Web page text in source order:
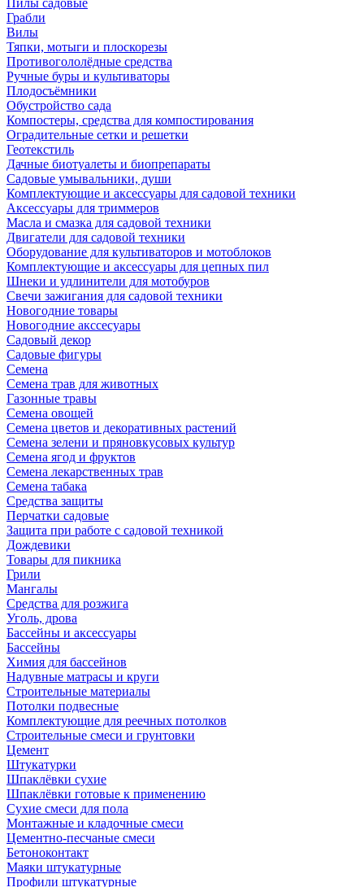
Пилы садовые
Грабли
Вилы
Тяпки, мотыги и плоскорезы
Противогололёдные средства
Ручные буры и культиваторы
Плодосъёмники
Обустройство сада
Компостеры, средства для компостирования
Оградительные сетки и решетки
Геотекстиль
Дачные биотуалеты и биопрепараты
Садовые умывальники, души
Комплектующие и аксессуары для садовой техники
Аксессуары для триммеров
Масла и смазка для садовой техники
Двигатели для садовой техники
Оборудование для культиваторов и мотоблоков
Комплектующие и аксессуары для цепных пил
Шнеки и удлинители для мотобуров
Свечи зажигания для садовой техники
Новогодние товары
Новогодние акссесуары
Садовый декор
Садовые фигуры
Семена
Семена трав для животных
Газонные травы
Семена овощей
Семена цветов и декоративных растений
Семена зелени и пряновкусовых культур
Семена ягод и фруктов
Семена лекарственных трав
Семена табака
Средства защиты
Перчатки садовые
Защита при работе с садовой техникой
Дождевики
Товары для пикника
Грили
Мангалы
Средства для розжига
Уголь, дрова
Бассейны и аксессуары
Бассейны
Химия для бассейнов
Надувные матрасы и круги
Строительные материалы
Потолки подвесные
Комплектующие для реечных потолков
Строительные смеси и грунтовки
Цемент
Штукатурки
Шпаклёвки сухие
Шпаклёвки готовые к применению
Сухие смеси для пола
Монтажные и кладочные смеси
Цементно-песчаные смеси
Бетоноконтакт
Маяки штукатурные
Профили штукатурные